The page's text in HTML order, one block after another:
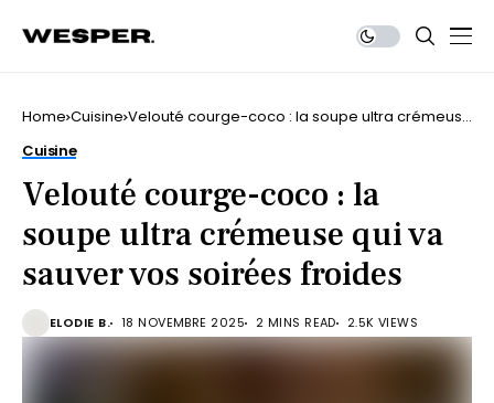
Home Cuisine Velouté courge-coco : la soupe ultra crémeuse
Cuisine
Velouté courge-coco : la
soupe ultra crémeuse qui va
sauver vos soirées froides
ELODIE B. 18 NOVEMBRE 2025 2 MINS READ 2.5K VIEWS